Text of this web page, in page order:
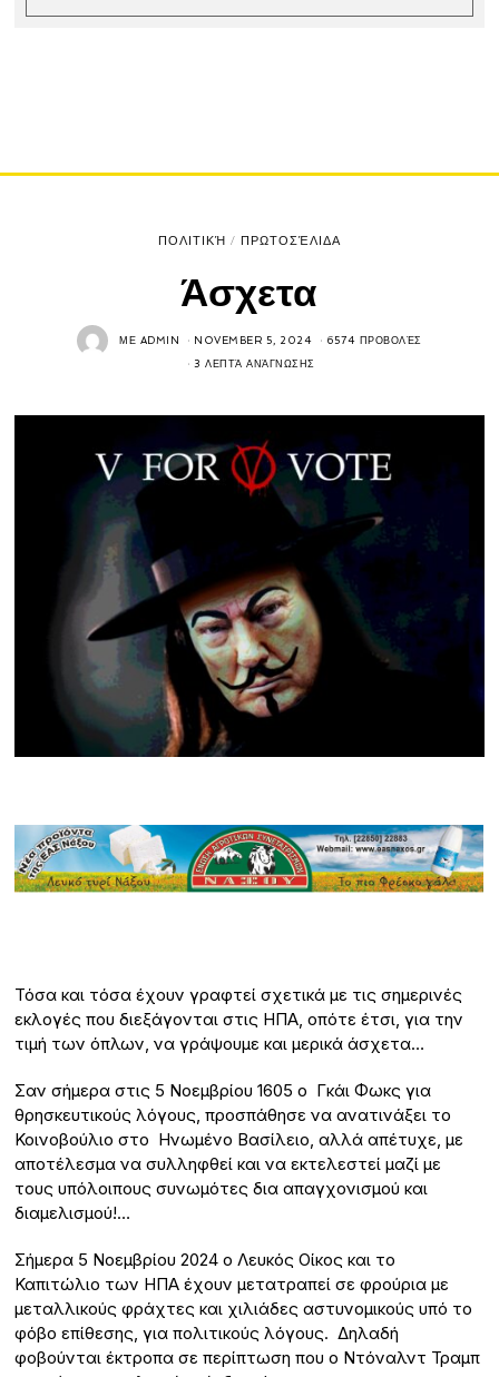
ΠΟΛΙΤΙΚΉ / ΠΡΩΤΟΣΈΛΙΔΑ
Άσχετα
ΜΕ ADMIN NOVEMBER 5, 2024 6574 ΠΡΟΒΟΛΈΣ
3 ΛΕΠΤΆ ΑΝΆΓΝΩΣΗΣ
Τόσα και τόσα έχουν γραφτεί σχετικά με τις σημερινές
εκλογές που διεξάγονται στις ΗΠΑ, οπότε έτσι, για την
τιμή των όπλων, να γράψουμε και μερικά άσχετα…
Σαν σήμερα στις 5 Νοεμβρίου 1605 ο Γκάι Φωκς για
θρησκευτικούς λόγους, προσπάθησε να ανατινάξει το
Κοινοβούλιο στο Ηνωμένο Βασίλειο, αλλά απέτυχε, με
αποτέλεσμα να συλληφθεί και να εκτελεστεί μαζί με
τους υπόλοιπους συνωμότες δια απαγχονισμού και
διαμελισμού!…
Σήμερα 5 Νοεμβρίου 2024 ο Λευκός Οίκος και το
Καπιτώλιο των ΗΠΑ έχουν μετατραπεί σε φρούρια με
μεταλλικούς φράχτες και χιλιάδες αστυνομικούς υπό το
φόβο επίθεσης, για πολιτικούς λόγους. Δηλαδή
φοβούνται έκτροπα σε περίπτωση που ο Ντόναλντ Τραμπ